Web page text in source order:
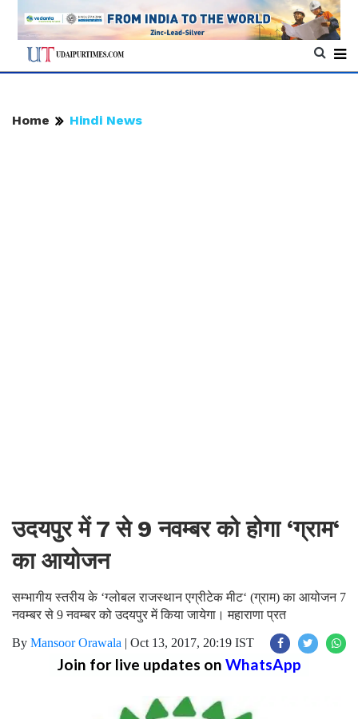
Home Hindi News
उदयपुर में 7 से 9 नवम्बर को होगा ‘ग्राम‘
का आयोजन
सम्भागीय स्तरीय के ‘ग्लोबल राजस्थान एग्रीटेक मीट‘ (ग्राम) का आयोजन 7
नवम्बर से 9 नवम्बर को उदयपुर में किया जायेगा। महाराणा प्रत
By Mansoor Orawala | Oct 13, 2017, 20:19 IST
Join for live updates on WhatsApp